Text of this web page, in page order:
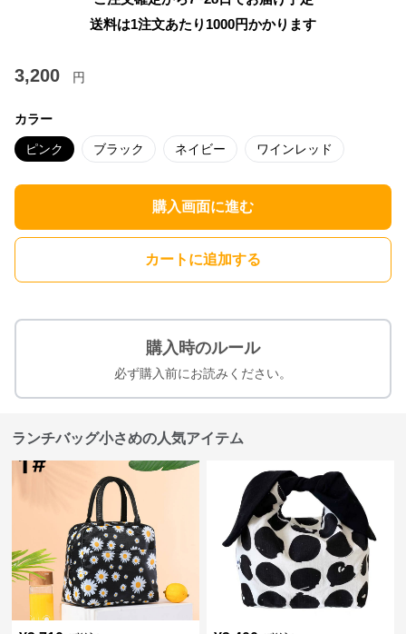
送料は1注文あたり 1000円かかります
3,200 円
カラー
ピンク ブラック ネイビー ワインレッド
購入画面に進む
カートに追加する
購入時のルール
必ず購入前にお読みください。
ランチバッグ小さめの人気アイテム